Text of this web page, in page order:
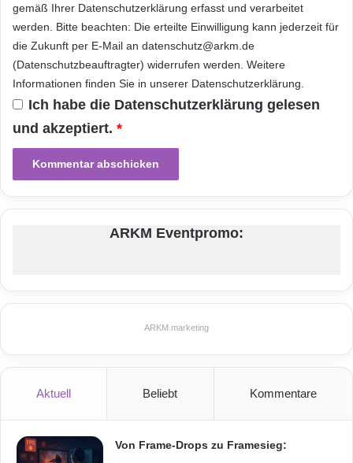
Festnetz Hardware
Informationstechnik Internet ITK
Telekommunikation
gemäß Ihrer Datenschutzerklärung erfasst und verarbeitet
werden. Bitte beachten: Die erteilte Einwilligung kann jederzeit für
die Zukunft per E-Mail an datenschutz@arkm.de
(Datenschutzbeauftragter) widerrufen werden. Weitere
Informationen finden Sie in unserer Datenschutzerklärung.
Ich habe die Datenschutzerklärung gelesen
und akzeptiert. *
ARKM Eventpromo:
ARKM.marketing
Aktuell Beliebt Kommentare
Von Frame-Drops zu Framesieg: